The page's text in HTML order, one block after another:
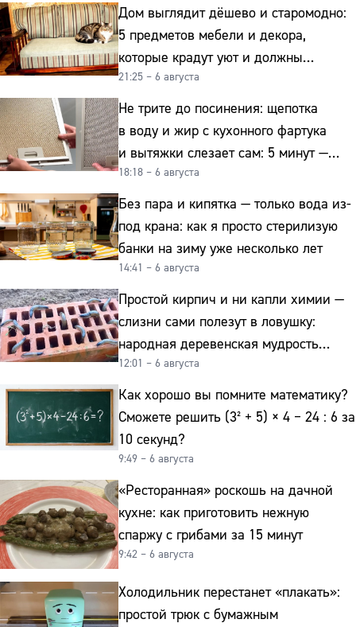
Дом выглядит дёшево и старомодно:
5 предметов мебели и декора,
которые крадут уют и должны
отправиться на свалку прямо сейчас
21:25 – 6 августа
Не трите до посинения: щепотка
в воду и жир с кухонного фартука
и вытяжки слезает сам: 5 минут —
и сверкает как новая
18:18 – 6 августа
Без пара и кипятка — только вода из-
под крана: как я просто стерилизую
банки на зиму уже несколько лет
14:41 – 6 августа
Простой кирпич и ни капли химии —
слизни сами полезут в ловушку:
народная деревенская мудрость
реально работает
12:01 – 6 августа
Как хорошо вы помните математику?
Сможете решить (3² + 5) × 4 − 24 : 6 за
10 секунд?
9:49 – 6 августа
«Ресторанная» роскошь на дачной
кухне: как приготовить нежную
спаржу с грибами за 15 минут
9:42 – 6 августа
Холодильник перестанет «плакать»:
простой трюк с бумажным